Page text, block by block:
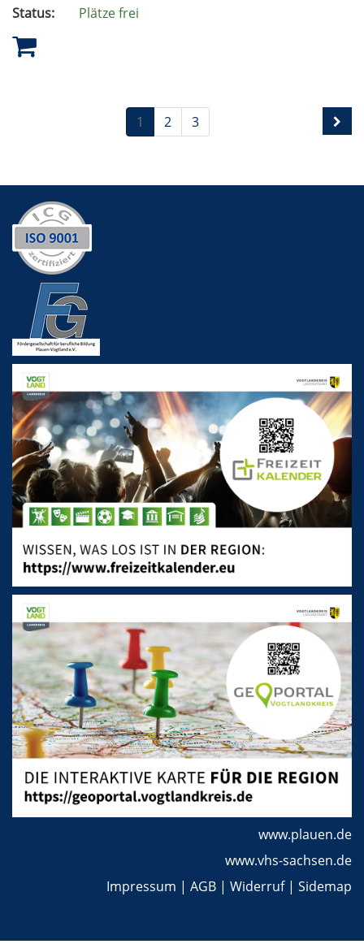
Status: Plätze frei
1 2 3
www.plauen.de
www.vhs-sachsen.de
Impressum | AGB | Widerruf| Sidemap